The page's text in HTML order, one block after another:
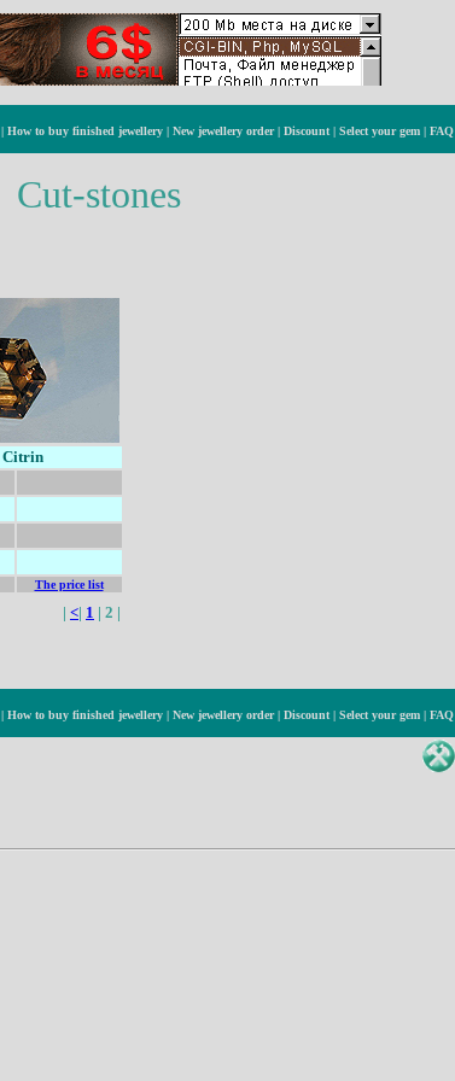
| How to buy finished jewellery | New jewellery order | Discount | Select your gem | FAQ
Cut-stones
Citrin
The price list
| <| 1 | 2 |
| How to buy finished jewellery | New jewellery order | Discount | Select your gem | FAQ